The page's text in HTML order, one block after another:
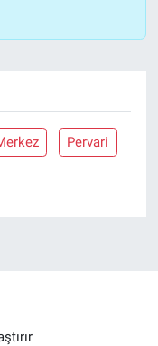
Pervari